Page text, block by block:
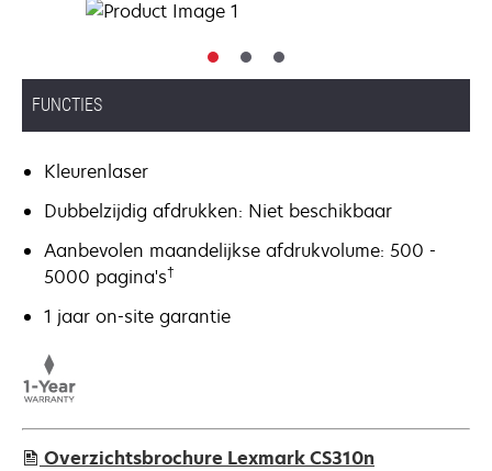
FUNCTIES
Kleurenlaser
Dubbelzijdig afdrukken: Niet beschikbaar
Aanbevolen maandelijkse afdrukvolume: 500 -
5000 pagina's†
1 jaar on-site garantie
Overzichtsbrochure Lexmark CS310n